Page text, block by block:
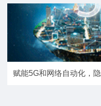
赋能5G和网络自动化，